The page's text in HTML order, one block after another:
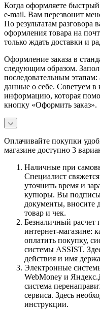
Когда оформляете
e-mail. Вам перезвонит
По результатам разговора
оформления товара на
только ждать доставки и
Оформление заказа в
следующим образом.
последовательным этапам:
данные о себе. Советуем в
информацию, которая
кнопку «Оформить заказ».
Оплачивайте покупки
магазине доступно 3
Наличные при
Специалист
уточнить время и
купюры. Вы
документы, вносите
товар и чек.
Безналичный
интернет-магазине:
оплатить покупку,
системы ASSIST.
действия и имя
Электронные
WebMoney и
система
сервиса. Здесь
инструкции.